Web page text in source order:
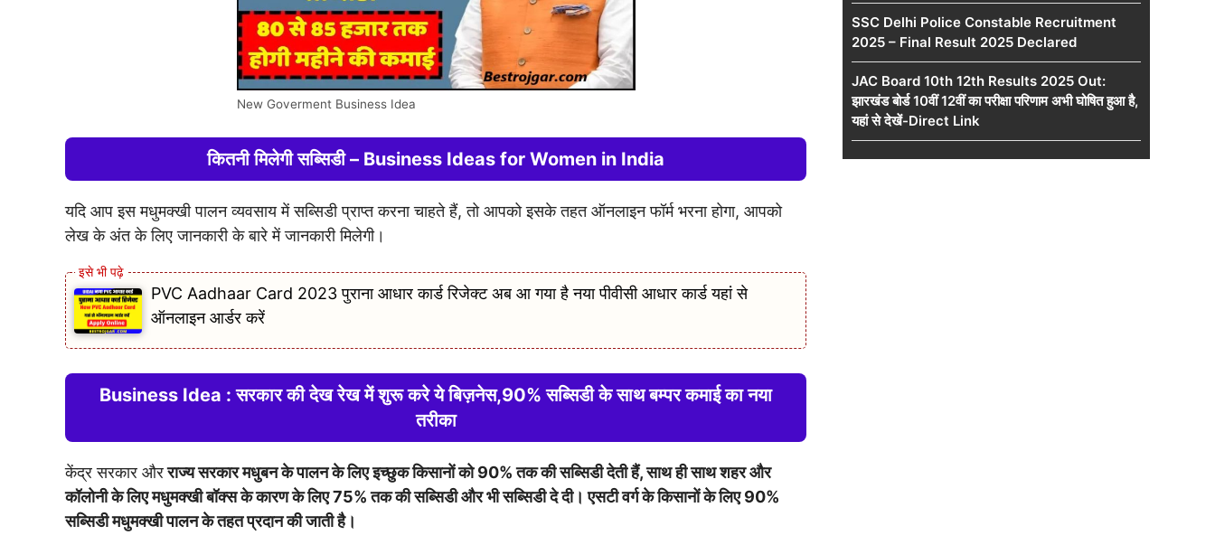
New Goverment Business Idea
कितनी मिलेगी सब्सिडी – Business Ideas for Women in India
यदि आप इस मधुमक्खी पालन व्यवसाय में सब्सिडी प्राप्त करना चाहते हैं, तो आपको इसके तहत ऑनलाइन फॉर्म भरना होगा, आपको
लेख के अंत के लिए जानकारी के बारे में जानकारी मिलेगी।
PVC Aadhaar Card 2023 पुराना आधार कार्ड रिजेक्ट अब आ गया है नया पीवीसी आधार कार्ड यहां से
ऑनलाइन आर्डर करें
Business Idea : सरकार की देख रेख में शुरू करे ये बिज़नेस,90% सब्सिडी के साथ बम्पर कमाई का नया
तरीका
केंद्र सरकार औरराज्य सरकार मधुबन के पालन के लिए इच्छुक किसानों को 90% तक की सब्सिडी देती हैं, साथ ही साथ शहर और
कॉलोनी के लिए मधुमक्खी बॉक्स के कारण के लिए 75% तक की सब्सिडी और भी सब्सिडी दे दी। एसटी वर्ग के किसानों के लिए 90%
सब्सिडी मधुमक्खी पालन के तहत प्रदान की जाती है।
SSC Delhi Police Constable Recruitment
2025 – Final Result 2025 Declared
JAC Board 10th 12th Results 2025 Out:
झारखंड बोर्ड 10वीं 12वीं का परीक्षा परिणाम अभी घोषित हुआ है,
यहां से देखें-Direct Link